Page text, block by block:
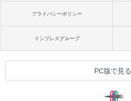
プライバシーポリシー
インプレスグループ
PC版で見る